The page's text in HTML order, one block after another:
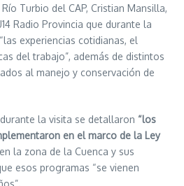
Turbio del CAP, Cristian Mansilla,
Radio Provincia que durante la
experiencias cotidianas, el
del trabajo”, además de distintos
al manejo y conservación de
la visita se detallaron “los
en el marco de la Ley
la zona de la Cuenca y sus
esos programas “se vienen